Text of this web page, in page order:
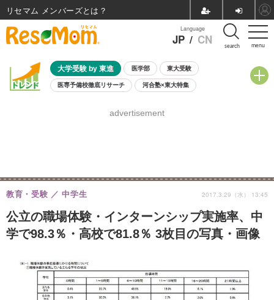
menu
Language
JP / CN search
大学受験 by 東進 医学部 東大受験
医専予備校徹底リサーチ 河合塾×東大特集
8月開催学校説明会・相談会
advertisement
公立の職場体験・インターンシップ実施率、中
学で98.3％・高校で81.8％ 3枚目の写真・画像
教育・受験 中学生 2017.3.29（水） 13:45
リセマム メンバーズ